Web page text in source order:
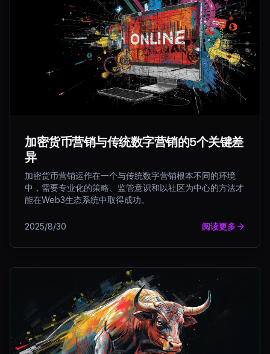
加密货币营销与传统数字营销的5个关键差
异
加密货币营销运作在一个与传统数字营销根本不同的环境
中，需要专业化的策略、监管意识和以社区为中心的方法才
能在Web3生态系统中取得成功。
2025/8/30 阅读更多